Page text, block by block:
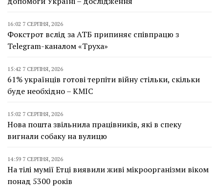
16:02 7 СЕРПНЯ, 2026
Фокстрот вслід за АТБ припиняє співпрацю з
Telegram-каналом «Труха»
15:42 7 СЕРПНЯ, 2026
61% українців готові терпіти війну стільки, скільки
буде необхідно – КМІС
15:02 7 СЕРПНЯ, 2026
Нова пошта звільнила працівників, які в спеку
вигнали собаку на вулицю
14:59 7 СЕРПНЯ, 2026
На тілі мумії Етці виявили живі мікроорганізми віком
понад 5300 років